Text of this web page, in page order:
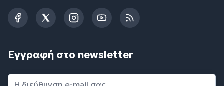
FacebookTwitterInstagramYouTubeRSS
Εγγραφή στο newsletter